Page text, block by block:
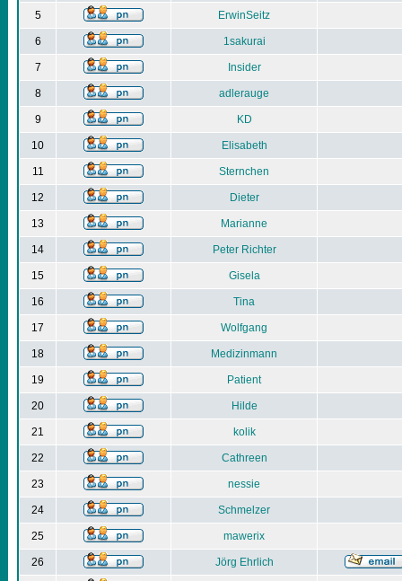
5 ErwinSeitz
6 1sakurai
7 Insider
8 adlerauge
9 KD
10 Elisabeth
11 Sternchen
12 Dieter
13 Marianne
14 Peter Richter
15 Gisela
16 Tina
17 Wolfgang
18 Medizinmann
19 Patient
20 Hilde
21 kolik
22 Cathreen
23 nessie
24 Schmelzer
25 mawerix
26 Jörg Ehrlich